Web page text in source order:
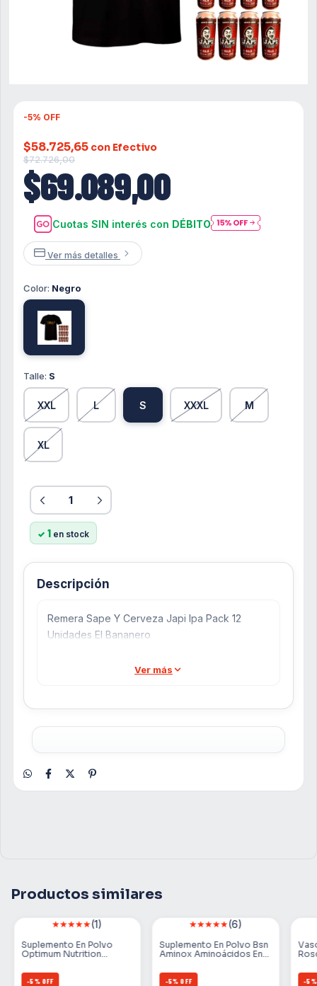
-5% OFF
$69.089,00
$72.726,00
$58.725,65 con Efectivo
Cuotas SIN interés con DÉBITO
Ver más detalles
Color: Negro
Talle: S
XXL L S XXXL M
XL
1 en stock
Descripción
Remera Sape Y Cerveza Japi Ipa Pack 12
Unidades El Bananero
Ver más
Productos similares
(1)
Suplemento En Polvo
Optimum Nutrition
En Bolsa De 5.44kg
-5% OFF
(6)
Suplemento En Polvo Bsn
Aminox Aminoácidos En
-5% OFF -5